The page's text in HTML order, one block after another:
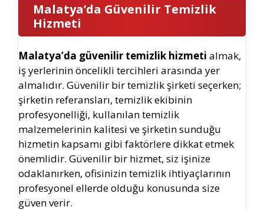
Malatya’da Güvenilir Temizlik
Hizmeti
Malatya’da güvenilir temizlik hizmeti almak,
iş yerlerinin öncelikli tercihleri arasında yer
almalıdır. Güvenilir bir temizlik şirketi seçerken;
şirketin referansları, temizlik ekibinin
profesyonelliği, kullanılan temizlik
malzemelerinin kalitesi ve şirketin sunduğu
hizmetin kapsamı gibi faktörlere dikkat etmek
önemlidir. Güvenilir bir hizmet, siz işinize
odaklanırken, ofisinizin temizlik ihtiyaçlarının
profesyonel ellerde olduğu konusunda size
güven verir.